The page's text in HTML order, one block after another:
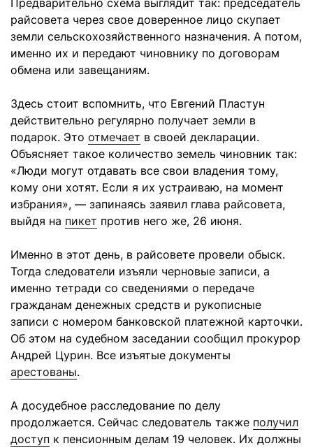
Предварительно схема выглядит так: председатель
райсовета через свое доверенное лицо скупает
земли сельскохозяйственного назначения. А потом,
именно их и передают чиновнику по договорам
обмена или завещаниям.
Здесь стоит вспомнить, что Евгений Пластун
действительно регулярно получает земли в
подарок. Это отмечает в своей декларации.
Объясняет такое количество земель чиновник так:
«Люди могут отдавать все свои владения тому,
кому они хотят. Если я их устраиваю, на момент
избрания», — запинаясь заявил глава райсовета,
выйдя на пикет против него же, 26 июня.
Именно в этот день, в райсовете провели обыск.
Тогда следователи изъяли черновые записи, а
именно тетради со сведениями о передаче
гражданам денежных средств и рукописные
записи с номером банковской платежной карточки.
Об этом на судебном заседании сообщил прокурор
Андрей Цурин. Все изъятые документы
арестованы.
А досудебное расследование по делу
продолжается. Сейчас следователь также получил
доступ к пенсионным делам 19 человек. Их должны